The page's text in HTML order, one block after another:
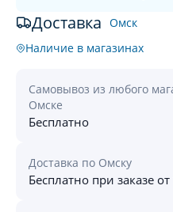
Доставка Омск
Наличие в магазинах
Самовывоз из любого
Омске
Бесплатно
Доставка по Омску
Бесплатно при заказе